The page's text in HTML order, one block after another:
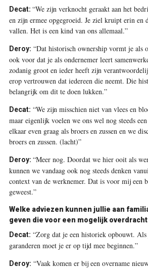
Decat: “We zijn verknocht geraakt aan het
en zijn ermee opgegroeid. Je ziel kruipt erin en
vallen. Het is een kind van ons allemaal.”
Deroy: “Dat historisch ownership vormt je als
ook voor dat je als ondernemer leert
zodanig groot en ieder heeft zijn
erop vertrouwen dat iedereen die neemt. Die
belangrijk om dit te doen lukken.”
Decat: “We zijn misschien niet van vlees en
maar eigenlijk voelen we ons wel nog steeds
elkaar even graag als broers en zussen en we
broers en zussen. (lacht)”
Deroy: “Meer nog. Doordat we hier ooit als
kunnen we vandaag ook nog steeds denken
context van de werknemer. Dat is voor mij een
geweest.”
Welke adviezen kunnen jullie aan
geven die voor een mogelijk
Decat: “Zorg dat je een historiek opbouwt.
garanderen moet je er op tijd mee beginnen.”
Deroy: “Vaak komen er bij een overname